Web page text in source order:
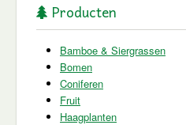
Producten
Bamboe & Siergrassen
Bomen
Coniferen
Fruit
Haagplanten